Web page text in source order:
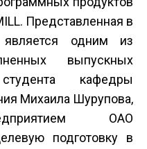
Представленная в
является одним из
выпускных
кафедры
Михаила Шурупова,
ОАО
подготовку в